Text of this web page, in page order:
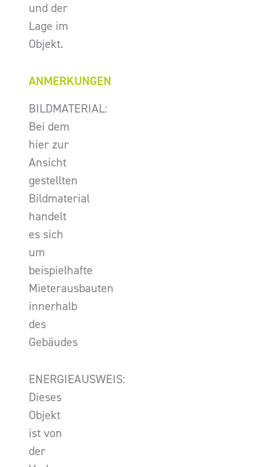
und der
Lage im
Objekt.
ANMERKUNGEN
BILDMATERIAL:
Bei dem
hier zur
Ansicht
gestellten
Bildmaterial
handelt
es sich
um
beispielhafte
Mieterausbauten
innerhalb
des
Gebäudes
ENERGIEAUSWEIS:
Dieses
Objekt
ist von
der